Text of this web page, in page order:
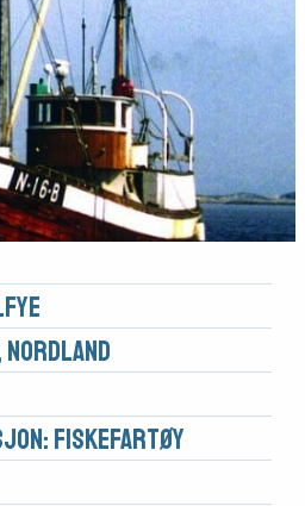
Nordland
Fiskefartøy